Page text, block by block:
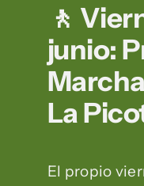
🚶
junio:
La
El propio